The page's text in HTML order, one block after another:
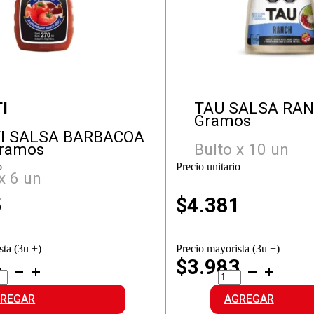
SALSA BARBACOA
6 un
(3u +)
TAU SALSA
Gramos
Bulto x 10 un
Precio unitario
$4.381
Precio mayorista (3u +)
$3.983
TAU
SALSA
RANCH
cantidad
AGREGAR